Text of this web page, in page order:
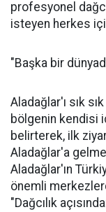
profesyonel
isteyen herkes
"Başka bir
Aladağlar'ı sık
bölgenin kendisi
belirterek, ilk
Aladağlar'a
Aladağlar'ın
önemli
"Dağcılık